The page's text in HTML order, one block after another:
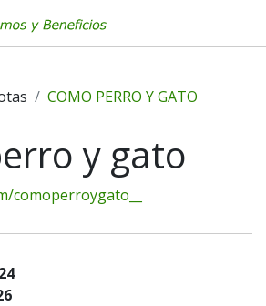
COMO PERRO Y GATO
y gato
comoperroygato__